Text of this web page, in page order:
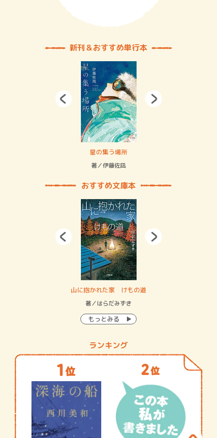
新刊＆おすすめ単行本
星の集う場所
著／伊藤佐凪
おすすめ文庫本
山に抱かれた家 けもの道
著／はらだみずき
もっとみる
ランキング